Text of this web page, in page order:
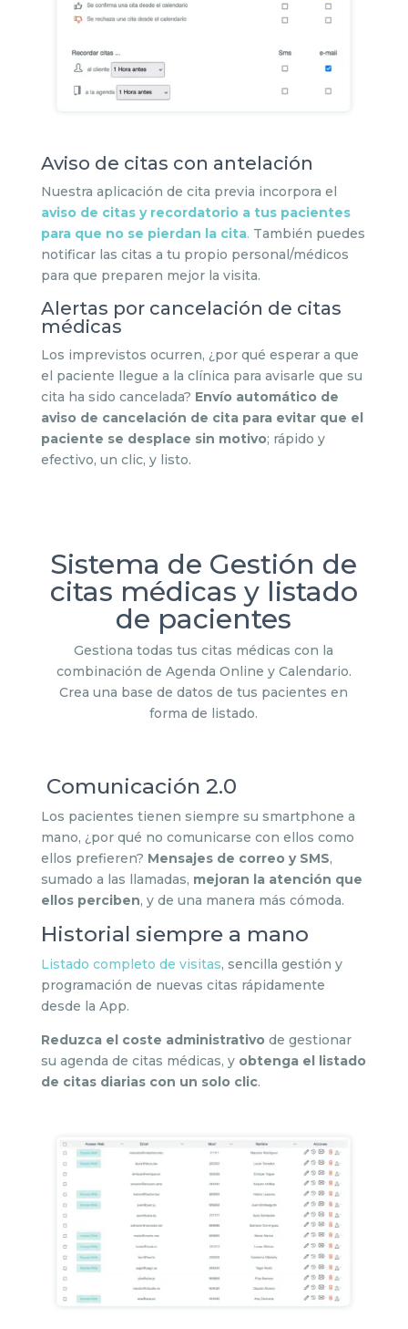
Aviso de citas con antelación
Nuestra aplicación de cita previa incorpora el
aviso de citas y recordatorio a tus pacientes
para que no se pierdan la cita. También puedes
notificar las citas a tu propio personal/médicos
para que preparen mejor la visita.
Alertas por cancelación de citas
médicas
Los imprevistos ocurren, ¿por qué esperar a que
el paciente llegue a la clínica para avisarle que su
cita ha sido cancelada? Envío automático de
aviso de cancelación de cita para evitar que el
paciente se desplace sin motivo; rápido y
efectivo, un clic, y listo.
Sistema de Gestión de
citas médicas y listado
de pacientes
Gestiona todas tus citas médicas con la
combinación de Agenda Online y Calendario.
Crea una base de datos de tus pacientes en
forma de listado.
Comunicación 2.0
Los pacientes tienen siempre su smartphone a
mano, ¿por qué no comunicarse con ellos como
ellos prefieren? Mensajes de correo y SMS,
sumado a las llamadas, mejoran la atención que
ellos perciben, y de una manera más cómoda.
Historial siempre a mano
Listado completo de visitas, sencilla gestión y
programación de nuevas citas rápidamente
desde la App.
Reduzca el coste administrativo de gestionar
su agenda de citas médicas, y obtenga el listado
de citas diarias con un solo clic.